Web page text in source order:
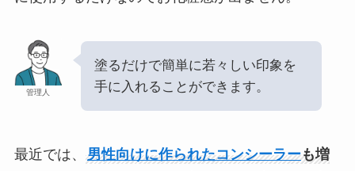
管理人
塗るだけで簡単に若々しい印象を
手に入れることができます。
最近では、 男性向けに作られたコンシーラーも増